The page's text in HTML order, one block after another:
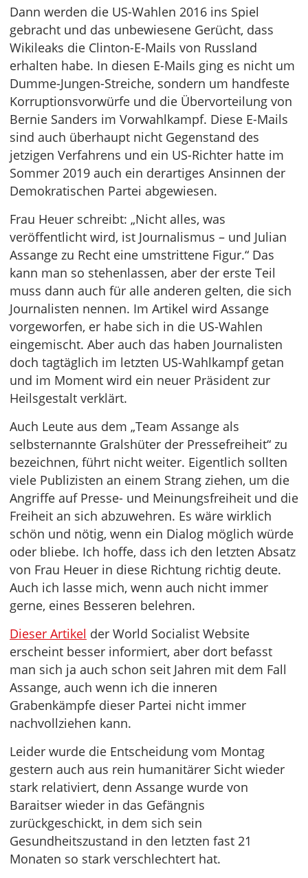
Dann werden die US-Wahlen 2016 ins Spiel
gebracht und das unbewiesene Gerücht, dass
Wikileaks die Clinton-E-Mails von Russland
erhalten habe. In diesen E-Mails ging es nicht um
Dumme-Jungen-Streiche, sondern um handfeste
Korruptionsvorwürfe und die Übervorteilung von
Bernie Sanders im Vorwahlkampf. Diese E-Mails
sind auch überhaupt nicht Gegenstand des
jetzigen Verfahrens und ein US-Richter hatte im
Sommer 2019 auch ein derartiges Ansinnen der
Demokratischen Partei abgewiesen.
Frau Heuer schreibt: „Nicht alles, was
veröffentlicht wird, ist Journalismus – und Julian
Assange zu Recht eine umstrittene Figur.“ Das
kann man so stehenlassen, aber der erste Teil
muss dann auch für alle anderen gelten, die sich
Journalisten nennen. Im Artikel wird Assange
vorgeworfen, er habe sich in die US-Wahlen
eingemischt. Aber auch das haben Journalisten
doch tagtäglich im letzten US-Wahlkampf getan
und im Moment wird ein neuer Präsident zur
Heilsgestalt verklärt.
Auch Leute aus dem „Team Assange als
selbsternannte Gralshüter der Pressefreiheit“ zu
bezeichnen, führt nicht weiter. Eigentlich sollten
viele Publizisten an einem Strang ziehen, um die
Angriffe auf Presse- und Meinungsfreiheit und die
Freiheit an sich abzuwehren. Es wäre wirklich
schön und nötig, wenn ein Dialog möglich würde
oder bliebe. Ich hoffe, dass ich den letzten Absatz
von Frau Heuer in diese Richtung richtig deute.
Auch ich lasse mich, wenn auch nicht immer
gerne, eines Besseren belehren.
Dieser Artikel der World Socialist Website
erscheint besser informiert, aber dort befasst
man sich ja auch schon seit Jahren mit dem Fall
Assange, auch wenn ich die inneren
Grabenkämpfe dieser Partei nicht immer
nachvollziehen kann.
Leider wurde die Entscheidung vom Montag
gestern auch aus rein humanitärer Sicht wieder
stark relativiert, denn Assange wurde von
Baraitser wieder in das Gefängnis
zurückgeschickt, in dem sich sein
Gesundheitszustand in den letzten fast 21
Monaten so stark verschlechtert hat.